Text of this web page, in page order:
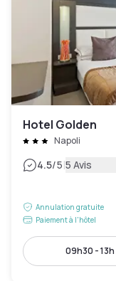
Hotel Golden
Napoli
4.5/5|5 Avis
Annulation gratuite
Paiement à l'hôtel
09h30 - 13h